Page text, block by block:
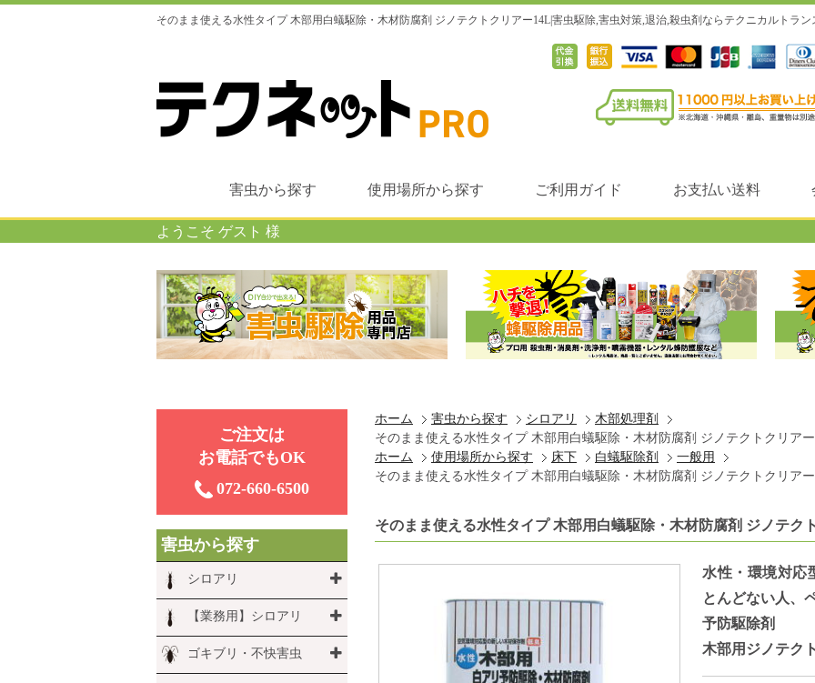
そのまま使える水性タイプ 木部用白蟻駆除・木材防腐剤 ジノテクトクリアー14L|害虫駆除,害虫対策,退治,殺虫剤ならテクニカルトラ
害虫から探す 使用場所から探す ご利用ガイド お支払い送料
ようこそ ゲスト 様
ホーム 害虫から探す シロアリ
木部処理剤
そのまま使える水性タイプ 木部用白蟻駆除・木材防腐剤 ジノテクトクリア
ホーム
使用場所から探す 床下 白蟻駆除剤
一般用
そのまま使える水性タイプ 木部用白蟻駆除・木材防腐剤 ジノテクトクリア
そのまま使える水性タイプ 木部用白蟻駆除・木材防腐剤 ジノテク
水性・環境対応
とんどない人、
予防駆除剤
木部用ジノテク
ご注⽂は
お電話でもOK
072-660-6500
害虫から探す
シロアリ
【業務用】シロアリ
ゴキブリ・不快害虫